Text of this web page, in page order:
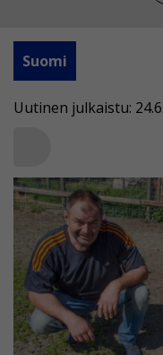
Suomi
Uutinen julkaistu: